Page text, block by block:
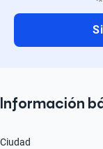
Información
Ciudad